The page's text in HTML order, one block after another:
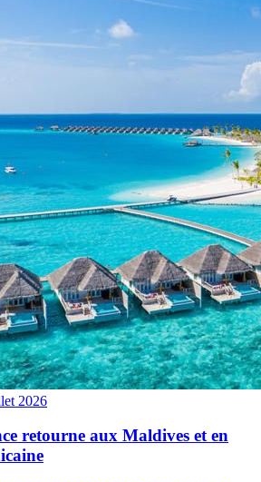
2026
retourne aux Maldives et en